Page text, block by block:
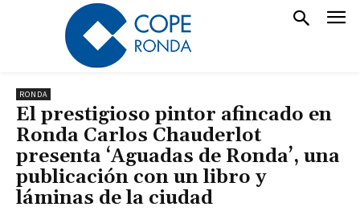
RONDA
El prestigioso pintor afincado en
Ronda Carlos Chauderlot
presenta ‘Aguadas de Ronda’, una
publicación con un libro y
láminas de la ciudad